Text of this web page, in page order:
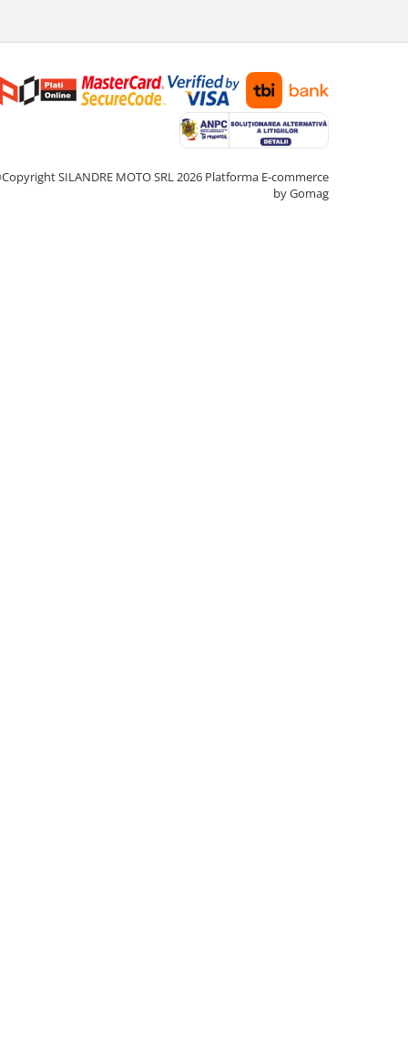
SILANDRE MOTO SRL 2026 Platforma E-commerce
by Gomag